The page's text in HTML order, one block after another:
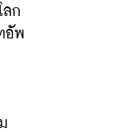
ลก
อัพ